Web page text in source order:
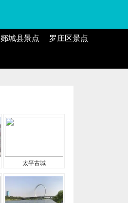
郯城县景点 罗庄区景点
太平古城